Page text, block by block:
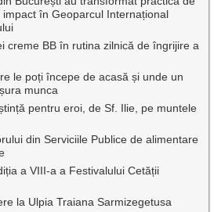
în Geoparcul Internațional
creme BB în rutina zilnică de îngrijire a
le poți începe de acasă și unde un
munca
pentru eroi, de Sf. Ilie, pe muntele
din Serviciile Publice de alimentare
a VIII-a a Festivalului Cetății
la Ulpia Traiana Sarmizegetusa